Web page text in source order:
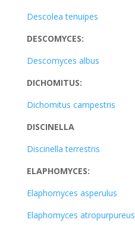
Descolea tenuipes
DESCOMYCES:
Descomyces albus
DICHOMITUS:
Dichomitus campestris
DISCINELLA
Discinella terrestris
ELAPHOMYCES:
Elaphomyces asperulus
Elaphomyces atropurpureus